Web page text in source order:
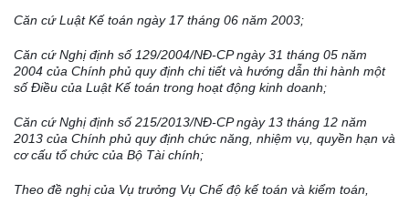
Căn cứ Luật Kế toán ngày 17 tháng 06 năm 2003;
Căn cứNghị định số129/2004/NĐ-CP ngày 31 tháng 05 năm
2004 của Chính phủ quy định chitiết và hướng dẫn thihành một
sốĐiều của LuậtKế toán trong hoạt động kinh doanh;
Căn cứ Nghị định số 215/2013/NĐ-CP ngày 13 tháng 12 năm
2013 của Chính phủ quy định chức năng, nhiệm vụ, quyền hạn và
cơ cấu tổ chức của Bộ Tài chính;
Theo đề nghị của Vụ trưởng Vụ Chế độ kếtoán và kiểm toán,